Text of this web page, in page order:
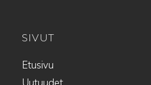
SIVUT
Etusivu